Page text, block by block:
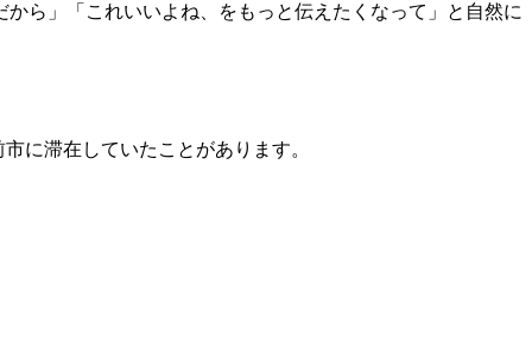
ら」「これいいよね、をもっと伝えたくなって」と自然に
に滞在していたことがあります。